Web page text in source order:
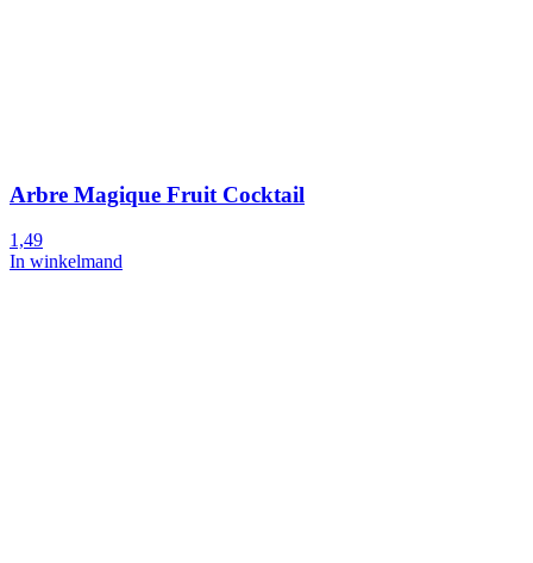
Arbre Magique Fruit Cocktail
1,49
In winkelmand